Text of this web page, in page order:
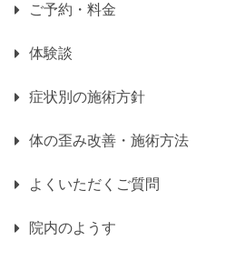
ご予約・料金
体験談
症状別の施術方針
体の歪み改善・施術方法
よくいただくご質問
院内のようす